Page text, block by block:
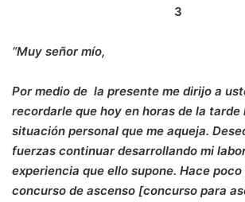
3
“Muy señor mío,
Por medio de la presente me dirijo a
recordarle que hoy en horas de la tarde
situación personal que me aqueja.
fuerzas continuar desarrollando mi
experiencia que ello supone. Hace
concurso de ascenso [concurso para